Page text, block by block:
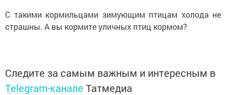
С такими кормильцами зимующим птицам холода не
страшны. А вы кормите уличных птиц кормом?
Следите за самым важным и интересным в
Telegram-канале Татмедиа